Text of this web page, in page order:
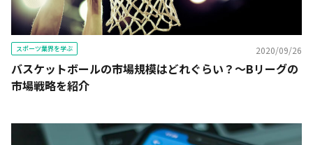
スポーツ業界を学ぶ 2020/09/26
バスケットボールの市場規模はどれぐらい？～Bリーグの
市場戦略を紹介